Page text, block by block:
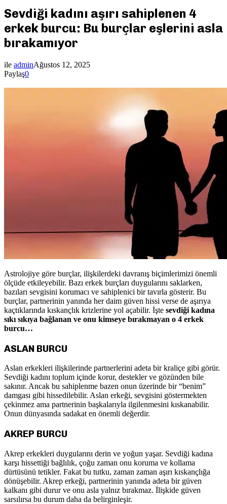
Sevdiği kadını aşırı sahiplenen 4
erkek burcu: Bu burçlar eşlerini asla
bırakamıyor
ile adminAğustos 12, 2025
Paylaş0
Astrolojiye göre burçlar, ilişkilerdeki davranış biçimlerimizi önemli
ölçüde etkileyebilir. Bazı erkek burçları duygularını saklarken,
bazıları sevgisini korumacı ve sahiplenici bir tavırla gösterir. Bu
burçlar, partnerinin yanında her daim güven hissi verse de aşırıya
kaçtıklarında kıskançlık krizlerine yol açabilir. İşte sevdiği kadına
sıkı sıkıya bağlanan ve onu kimseye bırakmayan o 4 erkek
burcu…
ASLAN BURCU
Aslan erkekleri ilişkilerinde partnerlerini adeta bir kraliçe gibi görür.
Sevdiği kadını toplum içinde korur, destekler ve gözünden bile
sakınır. Ancak bu sahiplenme bazen onun üzerinde bir “benim”
damgası gibi hissedilebilir. Aslan erkeği, sevgisini göstermekten
çekinmez ama partnerinin başkalarıyla ilgilenmesini kıskanabilir.
Onun dünyasında sadakat en önemli değerdir.
AKREP BURCU
Akrep erkekleri duygularını derin ve yoğun yaşar. Sevdiği kadına
karşı hissettiği bağlılık, çoğu zaman onu koruma ve kollama
dürtüsünü tetikler. Fakat bu tutku, zaman zaman aşırı kıskançlığa
dönüşebilir. Akrep erkeği, partnerinin yanında adeta bir güven
kalkanı gibi durur ve onu asla yalnız bırakmaz. İlişkide güven
sarsılırsa bu durum daha da belirginleşir.